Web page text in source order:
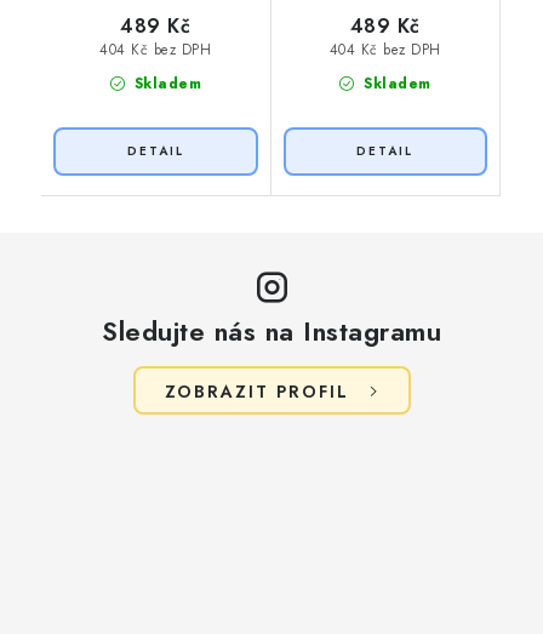
Skladem
404 Kč bez DPH
489 Kč
Skladem
404 Kč bez DPH
489 Kč
Sledujte nás na Instagramu
ZOBRAZIT PROFIL